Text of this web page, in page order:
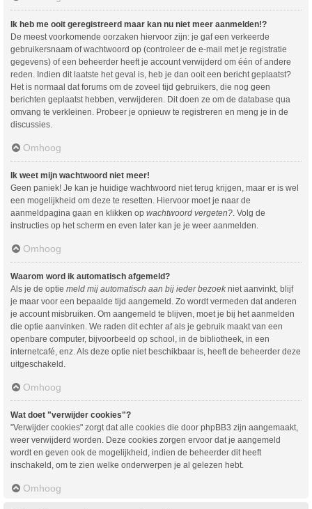
Ik heb me ooit geregistreerd maar kan nu niet meer aanmelden!?
De meest voorkomende oorzaken hiervoor zijn: je gaf een verkeerde
gebruikersnaam of wachtwoord op (controleer de e-mail met je registratie
gegevens) of een beheerder heeft je account verwijderd om één of andere
reden. Indien dit laatste het geval is, heb je dan ooit een bericht geplaatst?
Het is normaal dat forums om de zoveel tijd gebruikers, die nog geen
berichten geplaatst hebben, verwijderen. Dit doen ze om de database qua
omvang te verkleinen. Probeer je opnieuw te registreren en meng je in de
discussies.
Omhoog
Ik weet mijn wachtwoord niet meer!
Geen paniek! Je kan je huidige wachtwoord niet terug krijgen, maar er is wel
een mogelijkheid om deze te resetten. Hiervoor moet je naar de
aanmeldpagina gaan en klikken op wachtwoord vergeten? . Volg de
instructies op het scherm en even later kan je je weer aanmelden.
Omhoog
Waarom word ik automatisch afgemeld?
Als je de optie meld mij automatisch aan bij ieder bezoek niet aanvinkt, blijf
je maar voor een bepaalde tijd aangemeld. Zo wordt vermeden dat anderen
je account misbruiken. Om aangemeld te blijven, moet je bij het aanmelden
die optie aanvinken. We raden dit echter af als je gebruik maakt van een
openbare computer, bijvoorbeeld op school, in de bibliotheek, in een
internetcafé, enz. Als deze optie niet beschikbaar is, heeft de beheerder deze
uitgeschakeld.
Omhoog
Wat doet "verwijder cookies"?
"Verwijder cookies" zorgt dat alle cookies die door phpBB3 zijn aangemaakt,
weer verwijderd worden. Deze cookies zorgen ervoor dat je aangemeld
wordt en geven ook de mogelijkheid, indien de beheerder dit heeft
inschakeld, om te zien welke onderwerpen je al gelezen hebt.
Omhoog